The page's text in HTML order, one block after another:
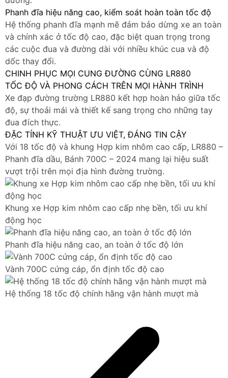
Phanh đĩa hiệu năng cao, kiểm soát hoàn toàn tốc độ
Hệ thống phanh đĩa mạnh mẽ đảm bảo dừng xe an toàn
và chính xác ở tốc độ cao, đặc biệt quan trọng trong
các cuộc đua và đường dài với nhiều khúc cua và độ
dốc thay đổi.
CHINH PHỤC MỌI CUNG ĐƯỜNG CÙNG LR880
TỐC ĐỘ VÀ PHONG CÁCH TRÊN MỌI HÀNH TRÌNH
Xe đạp đường trường LR880 kết hợp hoàn hảo giữa tốc
độ, sự thoải mái và thiết kế sang trọng cho những tay
đua đích thực.
ĐẶC TÍNH KỸ THUẬT ƯU VIỆT, ĐÁNG TIN CẬY
Với 18 tốc độ và khung Hợp kim nhôm cao cấp, LR880 –
Phanh đĩa dầu, Bánh 700C – 2024 mang lại hiệu suất
vượt trội trên mọi địa hình đường trường.
Khung xe Hợp kim nhôm cao cấp nhẹ bền, tối ưu khí
động học
Phanh đĩa hiệu năng cao, an toàn ở tốc độ lớn
Vành 700C cứng cáp, ổn định tốc độ cao
Hệ thống 18 tốc độ chính hãng vận hành mượt mà